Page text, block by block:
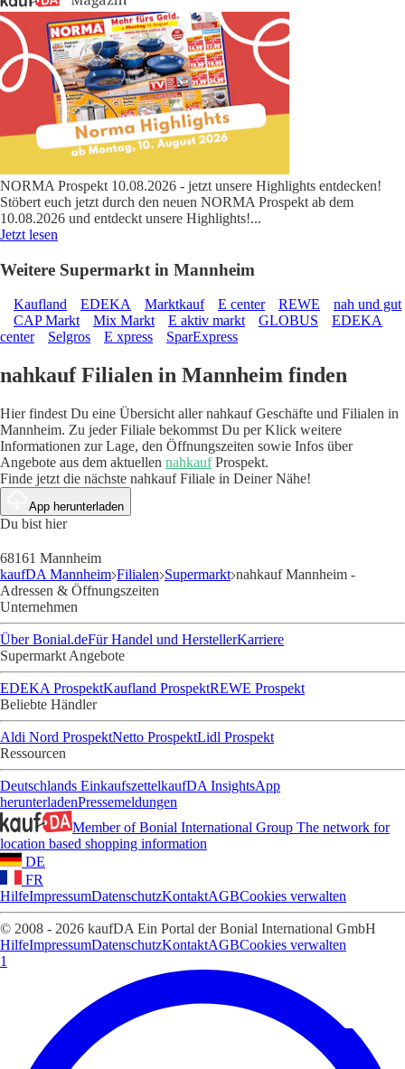
NORMA Prospekt 10.08.2026 - jetzt unsere Highlights entdecken!
Stöbert euch jetzt durch den neuen NORMA Prospekt ab dem
10.08.2026 und entdeckt unsere Highlights!...
Jetzt lesen
Weitere Supermarkt in Mannheim
Kaufland EDEKA Marktkauf E center REWE
nah und gut
CAP Markt
Mix Markt E aktiv markt GLOBUS
EDEKA
center
Selgros E xpress SparExpress
nahkauf Filialen in Mannheim finden
Hier findest Du eine Übersicht aller nahkauf Geschäfte und Filialen in
Mannheim. Zu jeder Filiale bekommst Du per Klick weitere
Informationen zur Lage, den Öffnungszeiten sowie Infos über
Angebote aus dem aktuellen nahkaufProspekt.
Finde jetzt die nächste nahkauf Filiale in Deiner Nähe!
App herunterladen
Du bist hier
68161 Mannheim
kaufDA Mannheim Filialen Supermarkt nahkauf Mannheim -
Adressen & Öffnungszeiten
Unternehmen
Über Bonial.deFür Handel und HerstellerKarriere
Supermarkt Angebote
EDEKA ProspektKaufland ProspektREWE Prospekt
Beliebte Händler
Aldi Nord ProspektNetto ProspektLidl Prospekt
Ressourcen
Deutschlands EinkaufszettelkaufDA InsightsApp
herunterladenPressemeldungen
Member of Bonial International Group The network for
location based shopping information
DE
FR
HilfeImpressumDatenschutzKontaktAGBCookies verwalten
© 2008 - 2026 kaufDA Ein Portal der Bonial International GmbH
HilfeImpressumDatenschutzKontaktAGBCookies verwalten
1